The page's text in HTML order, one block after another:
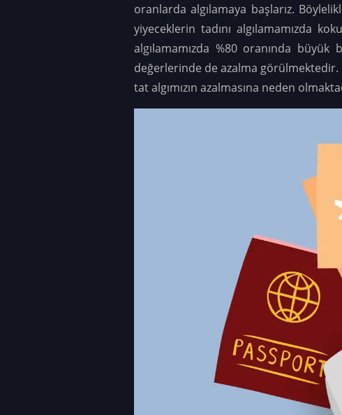
oranlarda algılamaya başlarız.
yiyeceklerin tadını algılamamızda
algılamamızda %80 oranında
değerlerinde de azalma
tat algımızın azalmasına neden